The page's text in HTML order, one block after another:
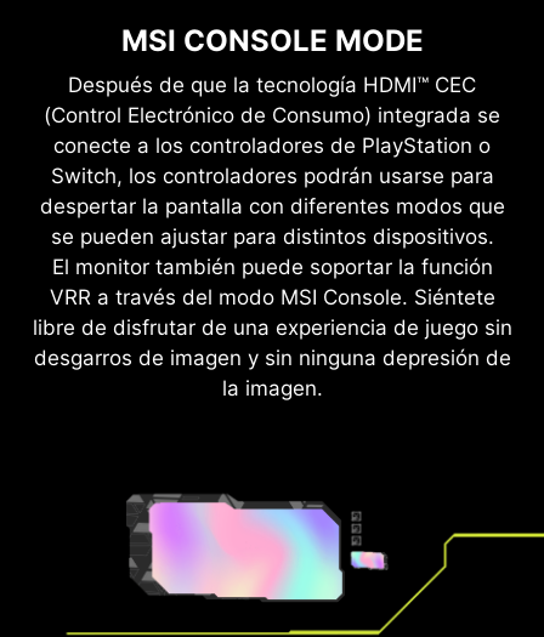
MSI CONSOLE MODE
Después de que la tecnología HDMI™ CEC
(Control Electrónico de Consumo) integrada se
conecte a los controladores de PlayStation o
Switch, los controladores podrán usarse para
despertar la pantalla con diferentes modos que
se pueden ajustar para distintos dispositivos.
El monitor también puede soportar la función
VRR a través del modo MSI Console. Siéntete
libre de disfrutar de una experiencia de juego sin
desgarros de imagen y sin ninguna depresión de
la imagen.